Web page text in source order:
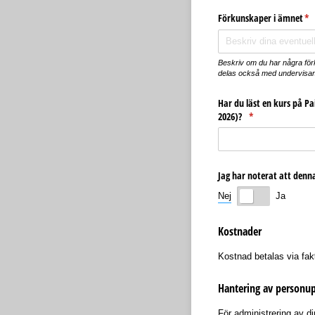
Förkunskaper i ämnet*
Beskriv om du har några
delas också med
Har du läst en kurs på
2026)? *
(krävs)
Jag har noterat att
Nej Ja
Kostnader
Kostnad betalas via
Hantering av